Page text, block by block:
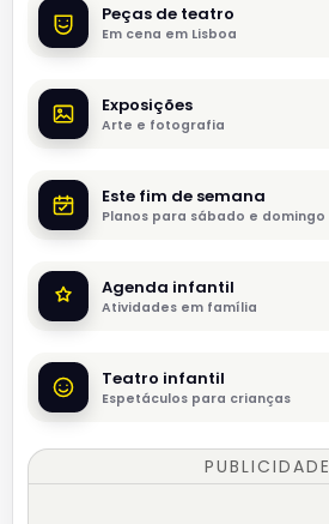
Peças de teatro
Em cena em Lisboa
Exposições
Arte e fotografia
Este fim de semana
Planos para sábado e domingo
Agenda infantil
Atividades em família
Teatro infantil
Espetáculos para crianças
PUBLICIDADE